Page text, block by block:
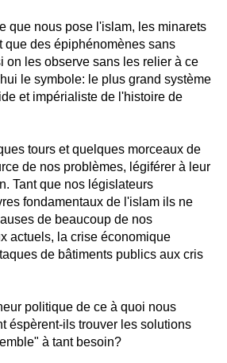
que nous pose l'islam, les minarets
que des épiphénomènes sans
on les observe sans les relier à ce
le symbole: le plus grand système
et impérialiste de l'histoire de
tours et quelques morceaux de
de nos problèmes, légiférer à leur
Tant que nos législateurs
fondamentaux de l'islam ils ne
de beaucoup de nos
actuels, la crise économique
de bâtiments publics aux cris
politique de ce à quoi nous
éspèrent-ils trouver les solutions
à tant besoin?